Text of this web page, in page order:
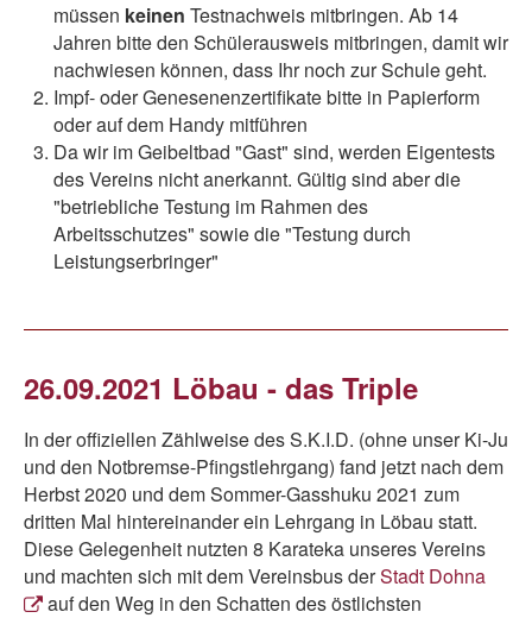
müssen keinen Testnachweis mitbringen. Ab 14
Jahren bitte den Schülerausweis mitbringen, damit wir
nachwiesen können, dass Ihr noch zur Schule geht.
Impf- oder Genesenenzertifikate bitte in Papierform
oder auf dem Handy mitführen
Da wir im Geibeltbad "Gast" sind, werden Eigentests
des Vereins nicht anerkannt. Gültig sind aber die
"betriebliche Testung im Rahmen des
Arbeitsschutzes" sowie die "Testung durch
Leistungserbringer"
26.09.2021 Löbau - das Triple
In der offiziellen Zählweise des S.K.I.D. (ohne unser Ki-Ju
und den Notbremse-Pfingstlehrgang) fand jetzt nach dem
Herbst 2020 und dem Sommer-Gasshuku 2021 zum
dritten Mal hintereinander ein Lehrgang in Löbau statt.
Diese Gelegenheit nutzten 8 Karateka unseres Vereins
und machten sich mit dem Vereinsbus derStadt Dohna
auf den Weg in den Schatten des östlichsten